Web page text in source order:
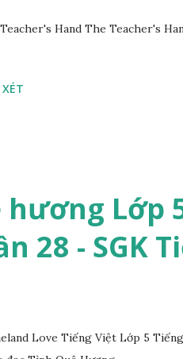
Hand The Teacher's
Lớp
28 - SGK
Love Tiếng Việt Lớp 5